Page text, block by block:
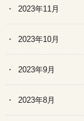
2023年11月
2023年10月
2023年9月
2023年8月